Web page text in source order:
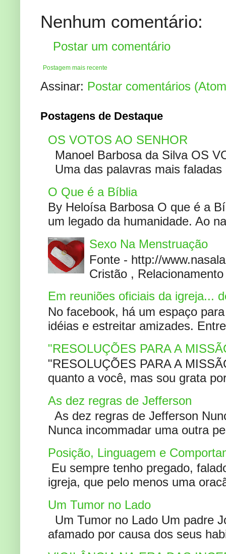
Nenhum comentário:
Postar um comentário
Postagem mais recente
Assinar: Postar comentários
Postagens de Destaque
OS VOTOS AO SENHOR
Manoel Barbosa da Silva OS
Uma das palavras mais
O Que é a Bíblia
By Heloísa Barbosa O que é a
um legado da humanidade. Ao
Sexo Na Menstruação
Fonte - http://
Cristão ,
Em reuniões oficiais da igreja...
No facebook, há um espaço
idéias e estreitar amizades.
"RESOLUÇÕES PARA A
"RESOLUÇÕES PARA A
quanto a você, mas sou grata
As dez regras de Jefferson
As dez regras de Jefferson
Nunca incommadar uma outra
Posição, Linguagem e
Eu sempre tenho pregado,
igreja, que pelo menos uma
Um Tumor no Lado
Um Tumor no Lado Um padre
afamado por causa dos seus